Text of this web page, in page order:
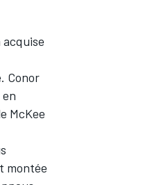
Conor
McKee
montée